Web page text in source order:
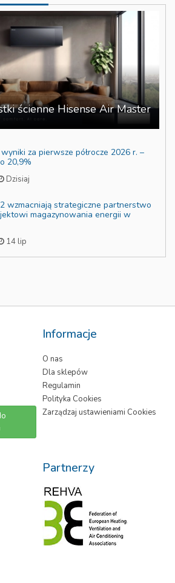
ścienne Hisense Air Master
za pierwsze półrocze 2026 r. –
20,9%
Dzisiaj
wzmacniają strategiczne partnerstwo
magazynowania energii w
14 lip
Informacje
O nas
Dla sklepów
Regulamin
Polityka Cookies
Zarządzaj ustawieniami Cookies
Partnerzy